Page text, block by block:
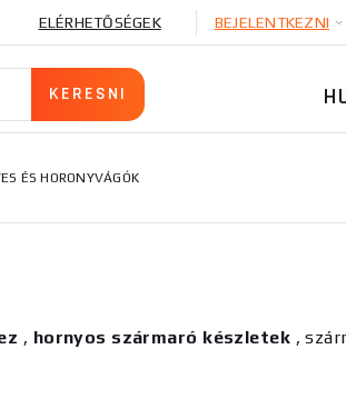
ELÉRHETŐSÉGEK BEJELENTKEZNI
ÉS HORONYVÁGÓK
, hornyos szármaró készletek ,